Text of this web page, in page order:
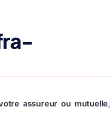
assureur ou mutuelle,